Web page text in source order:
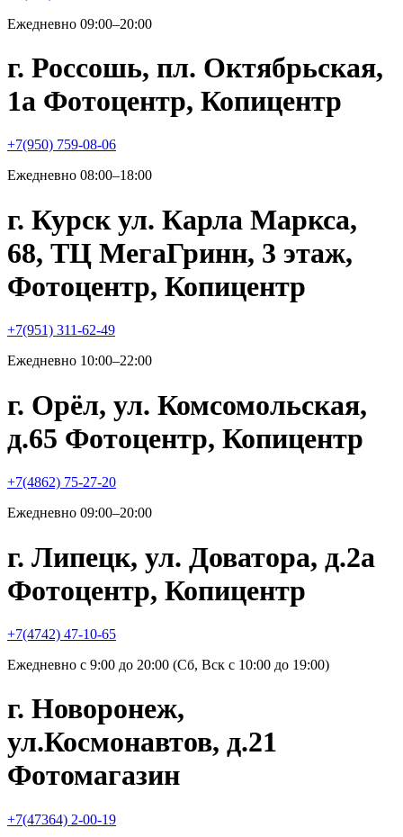
Ежедневно 09:00–20:00
г. Россошь, пл. Октябрьская,
1а Фотоцентр, Копицентр
+7(950) 759-08-06
Ежедневно 08:00–18:00
г. Курск ул. Карла Маркса,
68, ТЦ МегаГринн, 3 этаж,
Фотоцентр, Копицентр
+7(951) 311-62-49
Ежедневно 10:00–22:00
г. Орёл, ул. Комсомольская,
д.65 Фотоцентр, Копицентр
+7(4862) 75-27-20
Ежедневно 09:00–20:00
г. Липецк, ул. Доватора, д.2а
Фотоцентр, Копицентр
+7(4742) 47-10-65
Ежедневно с 9:00 до 20:00 (Сб, Вск с 10:00 до 19:00)
г. Новоронеж,
ул.Космонавтов, д.21
Фотомагазин
+7(47364) 2-00-19